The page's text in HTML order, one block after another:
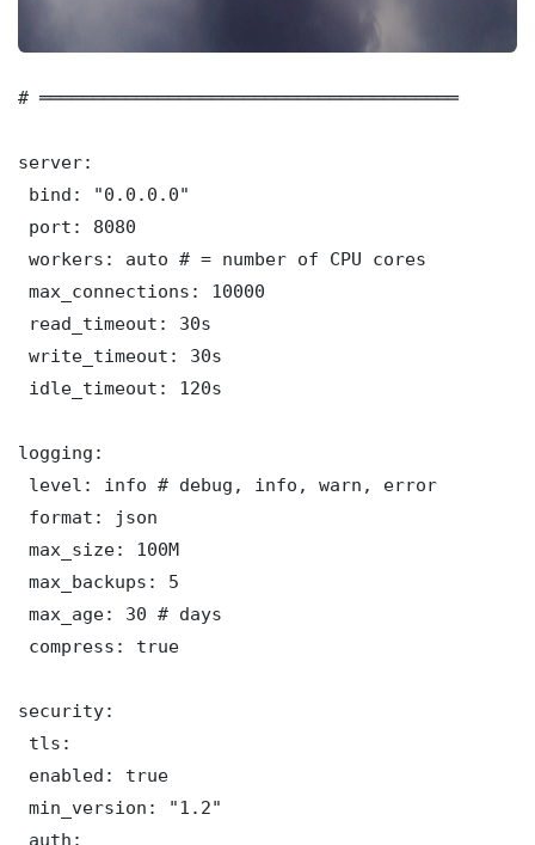
# ═══════════════════════════════════════
server:
bind: "0.0.0.0"
port: 8080
workers: auto # = number of CPU cores
max_connections: 10000
read_timeout: 30s
write_timeout: 30s
idle_timeout: 120s
logging:
level: info # debug, info, warn, error
format: json
max_size: 100M
max_backups: 5
max_age: 30 # days
compress: true
security:
tls:
enabled: true
min_version: "1.2"
auth: